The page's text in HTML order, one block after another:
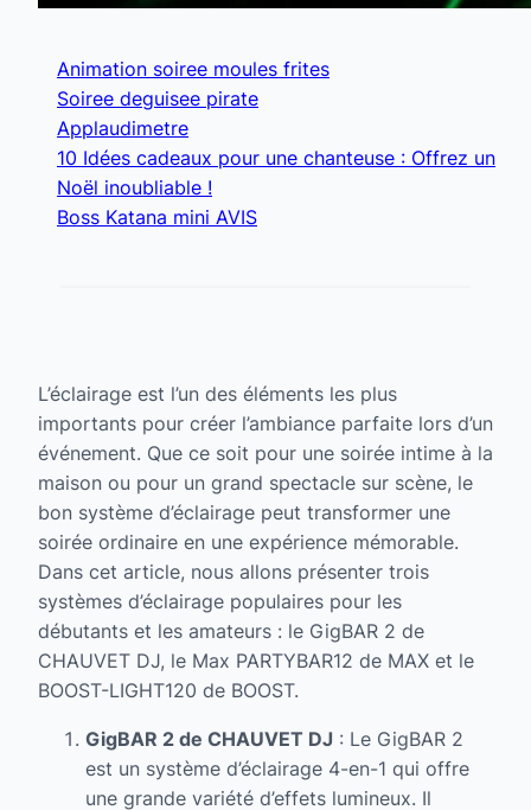
Animation soiree moules frites
Soiree deguisee pirate
Applaudimetre
10 Idées cadeaux pour une chanteuse : Offrez un
Noël inoubliable !
Boss Katana mini AVIS
L’éclairage est l’un des éléments les plus
importants pour créer l’ambiance parfaite lors d’un
événement. Que ce soit pour une soirée intime à la
maison ou pour un grand spectacle sur scène, le
bon système d’éclairage peut transformer une
soirée ordinaire en une expérience mémorable.
Dans cet article, nous allons présenter trois
systèmes d’éclairage populaires pour les
débutants et les amateurs : le GigBAR 2 de
CHAUVET DJ, le Max PARTYBAR12 de MAX et le
BOOST-LIGHT120 de BOOST.
GigBAR 2 de CHAUVET DJ : Le GigBAR 2
est un système d’éclairage 4-en-1 qui offre
une grande variété d’effets lumineux. Il